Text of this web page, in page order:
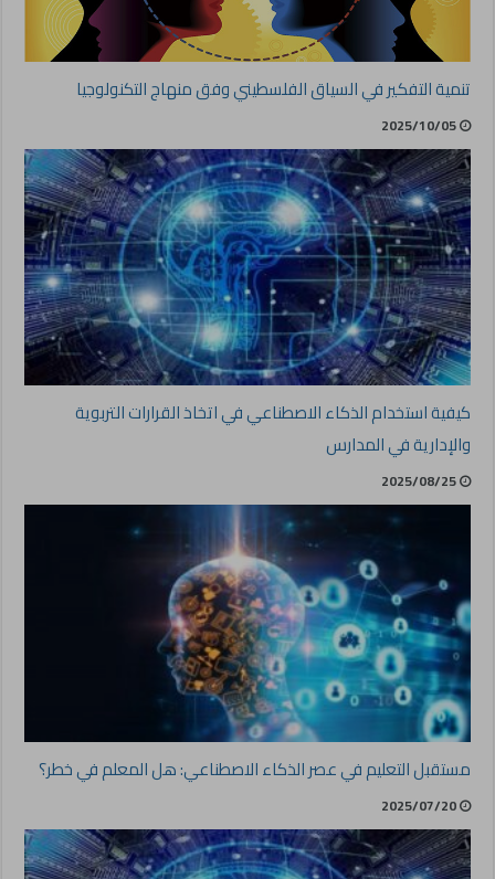
تنمية التفكير في السياق الفلسطيني وفق منهاج التكنولوجيا
2025/10/05
كيفية استخدام الذكاء الاصطناعي في اتخاذ القرارات التربوية
والإدارية في المدارس
2025/08/25
مستقبل التعليم في عصر الذكاء الاصطناعي: هل المعلم في خطر؟
2025/07/20